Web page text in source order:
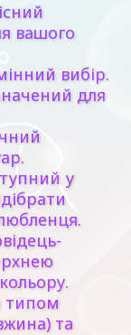
вашого
вибір.
для
у
типом
та